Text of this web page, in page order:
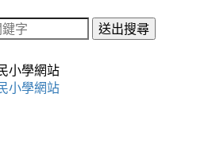
送出搜尋
小學網站
小學網站